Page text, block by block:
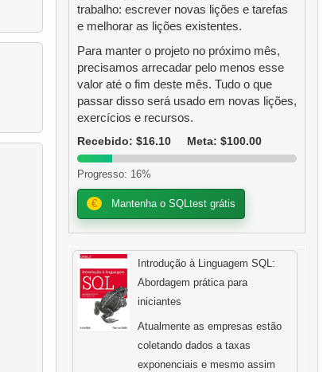
trabalho: escrever novas lições e tarefas
e melhorar as lições existentes.
Para manter o projeto no próximo mês,
precisamos arrecadar pelo menos esse
valor até o fim deste mês. Tudo o que
passar disso será usado em novas lições,
exercícios e recursos.
Recebido: $16.10
Meta: $100.00
Progresso: 16%
€ Mantenha o SQLtest grátis
Introdução à Linguagem SQL:
Abordagem prática para
iniciantes
Atualmente as empresas estão
coletando dados a taxas
exponenciais e mesmo assim